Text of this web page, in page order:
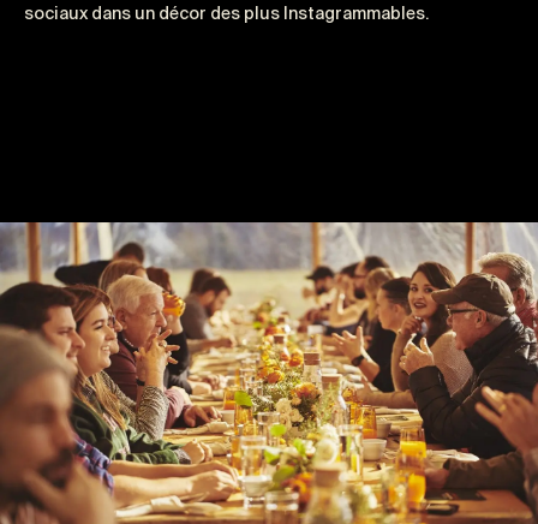
sociaux dans un décor des plus Instagrammables.